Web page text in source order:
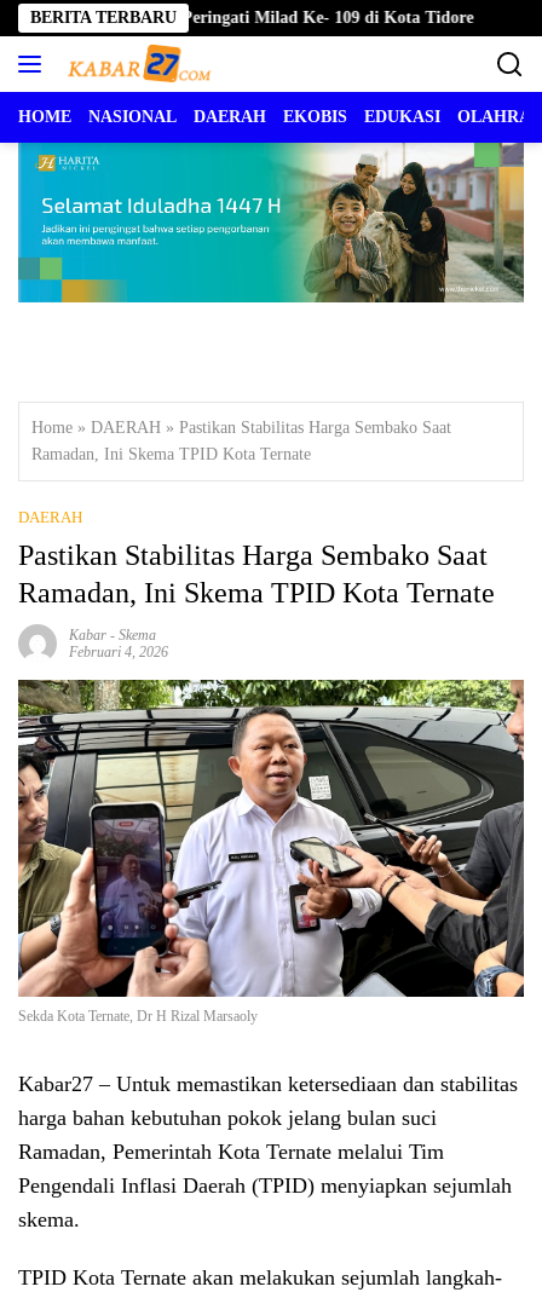
Langsung
ke
konten
BERITA TERBARU
Utara Peringati Milad Ke- 109 di Kota Tidore
HOME NASIONAL DAERAH EKOBIS EDUKASI
Home » DAERAH » Pastikan Stabilitas Harga Sembako Saat
Ramadan, Ini Skema TPID Kota Ternate
DAERAH
Pastikan Stabilitas Harga Sembako Saat
Ramadan, Ini Skema TPID Kota Ternate
Kabar - Skema
Februari 4, 2026
Sekda Kota Ternate, Dr H Rizal Marsaoly
Kabar27 – Untuk memastikan ketersediaan dan stabilitas
harga bahan kebutuhan pokok jelang bulan suci
Ramadan, Pemerintah Kota Ternate melalui Tim
Pengendali Inflasi Daerah (TPID) menyiapkan sejumlah
skema.
TPID Kota Ternate akan melakukan sejumlah langkah-